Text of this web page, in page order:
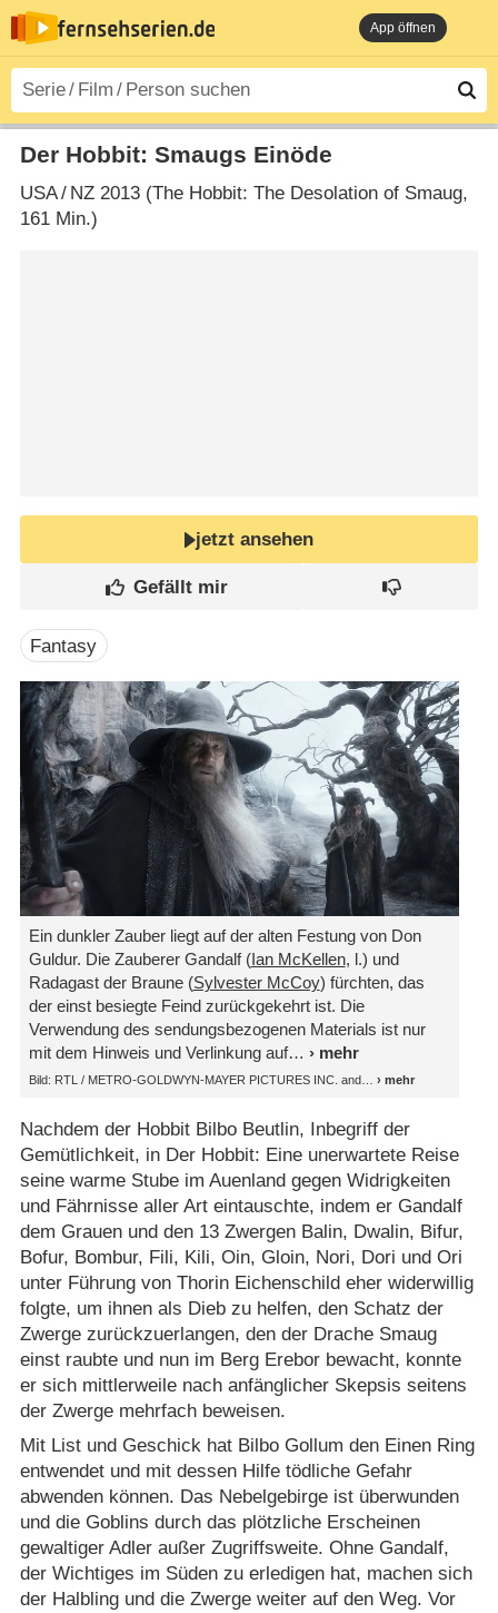
App öffnen
Der Hobbit: Smaugs Einöde
USA/ NZ2013 (The Hobbit: The Desolation of Smaug‎,
161 Min.)
jetzt ansehen
Fantasy
Ein dunkler Zauber liegt auf der alten Festung von Don
Guldur. Die Zauberer Gandalf (Ian McKellen, l.) und
Radagast der Braune (Sylvester McCoy) fürchten, das
der einst besiegte Feind zurückgekehrt ist. Die
Verwendung des sendungsbezogenen Materials ist nur
mit dem Hinweis und Verlinkung auf
Bild: RTL /​ METRO-GOLDWYN-MAYER PICTURES INC. and
Nachdem der Hobbit Bilbo Beutlin, Inbegriff der
Gemütlichkeit, in Der Hobbit: Eine unerwartete Reise
seine warme Stube im Auenland gegen Widrigkeiten
und Fährnisse aller Art eintauschte, indem er Gandalf
dem Grauen und den 13 Zwergen Balin, Dwalin, Bifur,
Bofur, Bombur, Fili, Kili, Oin, Gloin, Nori, Dori und Ori
unter Führung von Thorin Eichenschild eher widerwillig
folgte, um ihnen als Dieb zu helfen, den Schatz der
Zwerge zurückzuerlangen, den der Drache Smaug
einst raubte und nun im Berg Erebor bewacht, konnte
er sich mittlerweile nach anfänglicher Skepsis seitens
der Zwerge mehrfach beweisen.
Mit List und Geschick hat Bilbo Gollum den Einen Ring
entwendet und mit dessen Hilfe tödliche Gefahr
abwenden können. Das Nebelgebirge ist überwunden
und die Goblins durch das plötzliche Erscheinen
gewaltiger Adler außer Zugriffsweite. Ohne Gandalf,
der Wichtiges im Süden zu erledigen hat, machen sich
der Halbling und die Zwerge weiter auf den Weg. Vor